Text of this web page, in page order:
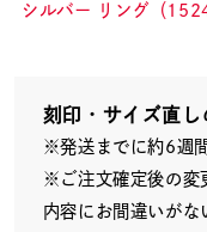
シルバー リング（
刻印・サイズ直し
※発送までに約6週
※ご注文確定後の変
内容にお間違いがな